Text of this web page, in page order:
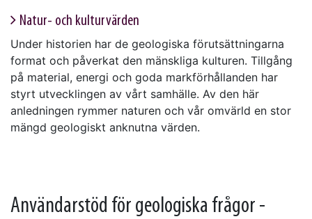
Natur- och kulturvärden
Under historien har de geologiska förutsättningarna
format och påverkat den mänskliga kulturen. Tillgång
på material, energi och goda markförhållanden har
styrt utvecklingen av vårt samhälle. Av den här
anledningen rymmer naturen och vår omvärld en stor
mängd geologiskt anknutna värden.
Användarstöd för geologiska frågor -